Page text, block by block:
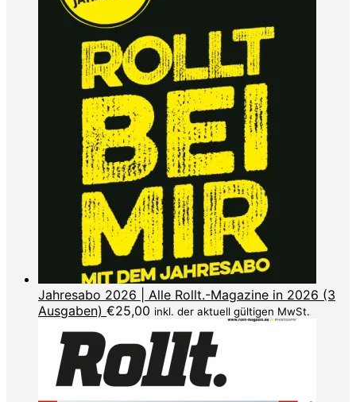
Jahresabo 2026 | Alle Rollt.-Magazine in 2026 (3
Ausgaben) €25,00 inkl. der aktuell gültigen MwSt.